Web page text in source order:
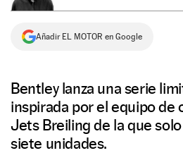
Añadir EL MOTOR en Google
Bentley lanza una serie
inspirada por el equipo de
Jets Breiling de la que
siete unidades.